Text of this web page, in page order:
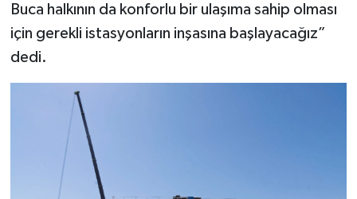
Buca halkının da konforlu bir ulaşıma sahip olması
için gerekli istasyonların inşasına başlayacağız”
dedi.